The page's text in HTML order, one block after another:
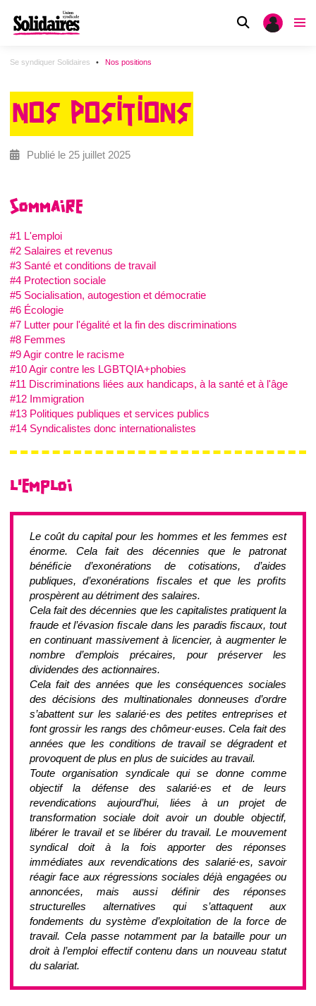
Se syndiquer Solidaires Nos positions
NOS POSITIONS
Publié le 25 juillet 2025
SOMMAIRE
#1 L'emploi
#2 Salaires et revenus
#3 Santé et conditions de travail
#4 Protection sociale
#5 Socialisation, autogestion et démocratie
#6 Écologie
#7 Lutter pour l'égalité et la fin des discriminations
#8 Femmes
#9 Agir contre le racisme
#10 Agir contre les LGBTQIA+phobies
#11 Discriminations liées aux handicaps, à la santé et à l'âge
#12 Immigration
#13 Politiques publiques et services publics
#14 Syndicalistes donc internationalistes
L'EMPLOI
Le coût du capital pour les hommes et les femmes est
énorme. Cela fait des décennies que le patronat
bénéﬁcie d’exonérations de cotisations, d’aides
publiques, d’exonérations ﬁscales et que les proﬁts
prospèrent au détriment des salaires.
Cela fait des décennies que les capitalistes pratiquent la
fraude et l’évasion ﬁscale dans les paradis fiscaux, tout
en continuant massivement à licencier, à augmenter le
nombre d’emplois précaires, pour préserver les
dividendes des actionnaires.
Cela fait des années que les conséquences sociales
des décisions des multinationales donneuses d’ordre
s’abattent sur les salarié·es des petites entreprises et
font grossir les rangs des chômeur·euses. Cela fait des
années que les conditions de travail se dégradent et
provoquent de plus en plus de suicides au travail.
Toute organisation syndicale qui se donne comme
objectif la défense des salarié·es et de leurs
revendications aujourd’hui, liées à un projet de
transformation sociale doit avoir un double objectif,
libérer le travail et se libérer du travail. Le mouvement
syndical doit à la fois apporter des réponses
immédiates aux revendications des salarié·es, savoir
réagir face aux régressions sociales déjà engagées ou
annoncées, mais aussi déﬁnir des réponses
structurelles alternatives qui s’attaquent aux
fondements du système d’exploitation de la force de
travail. Cela passe notamment par la bataille pour un
droit à l’emploi effectif contenu dans un nouveau statut
du salariat.